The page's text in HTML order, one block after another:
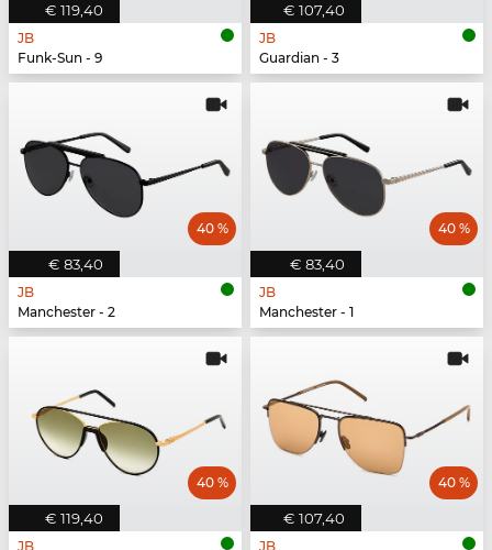
€ 119,40
JB
Funk-Sun - 9
€ 107,40
JB
Guardian - 3
€ 83,40
40 %
JB
Manchester - 2
€ 83,40
40 %
JB
Manchester - 1
€ 119,40
40 %
JB
€ 107,40
40 %
JB